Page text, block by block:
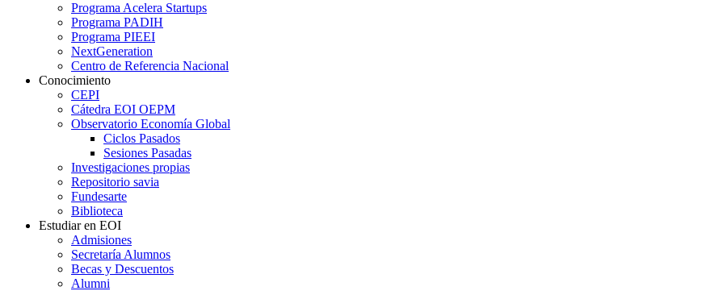
Programa Acelera Startups
Programa PADIH
Programa PIEEI
NextGeneration
Centro de Referencia Nacional
Conocimiento
CEPI
Cátedra EOI OEPM
Observatorio Economía Global
Ciclos Pasados
Sesiones Pasadas
Investigaciones propias
Repositorio savia
Fundesarte
Biblioteca
Estudiar en EOI
Admisiones
Secretaría Alumnos
Becas y Descuentos
Alumni